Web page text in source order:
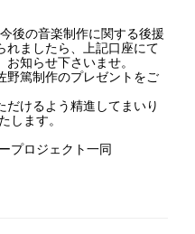
後の音楽制作に関する後援
れましたら、上記口座にて
知らせ下さいませ。
野篤制作のプレゼントをご
けるよう精進してまいり
します。
プロジェクト一同